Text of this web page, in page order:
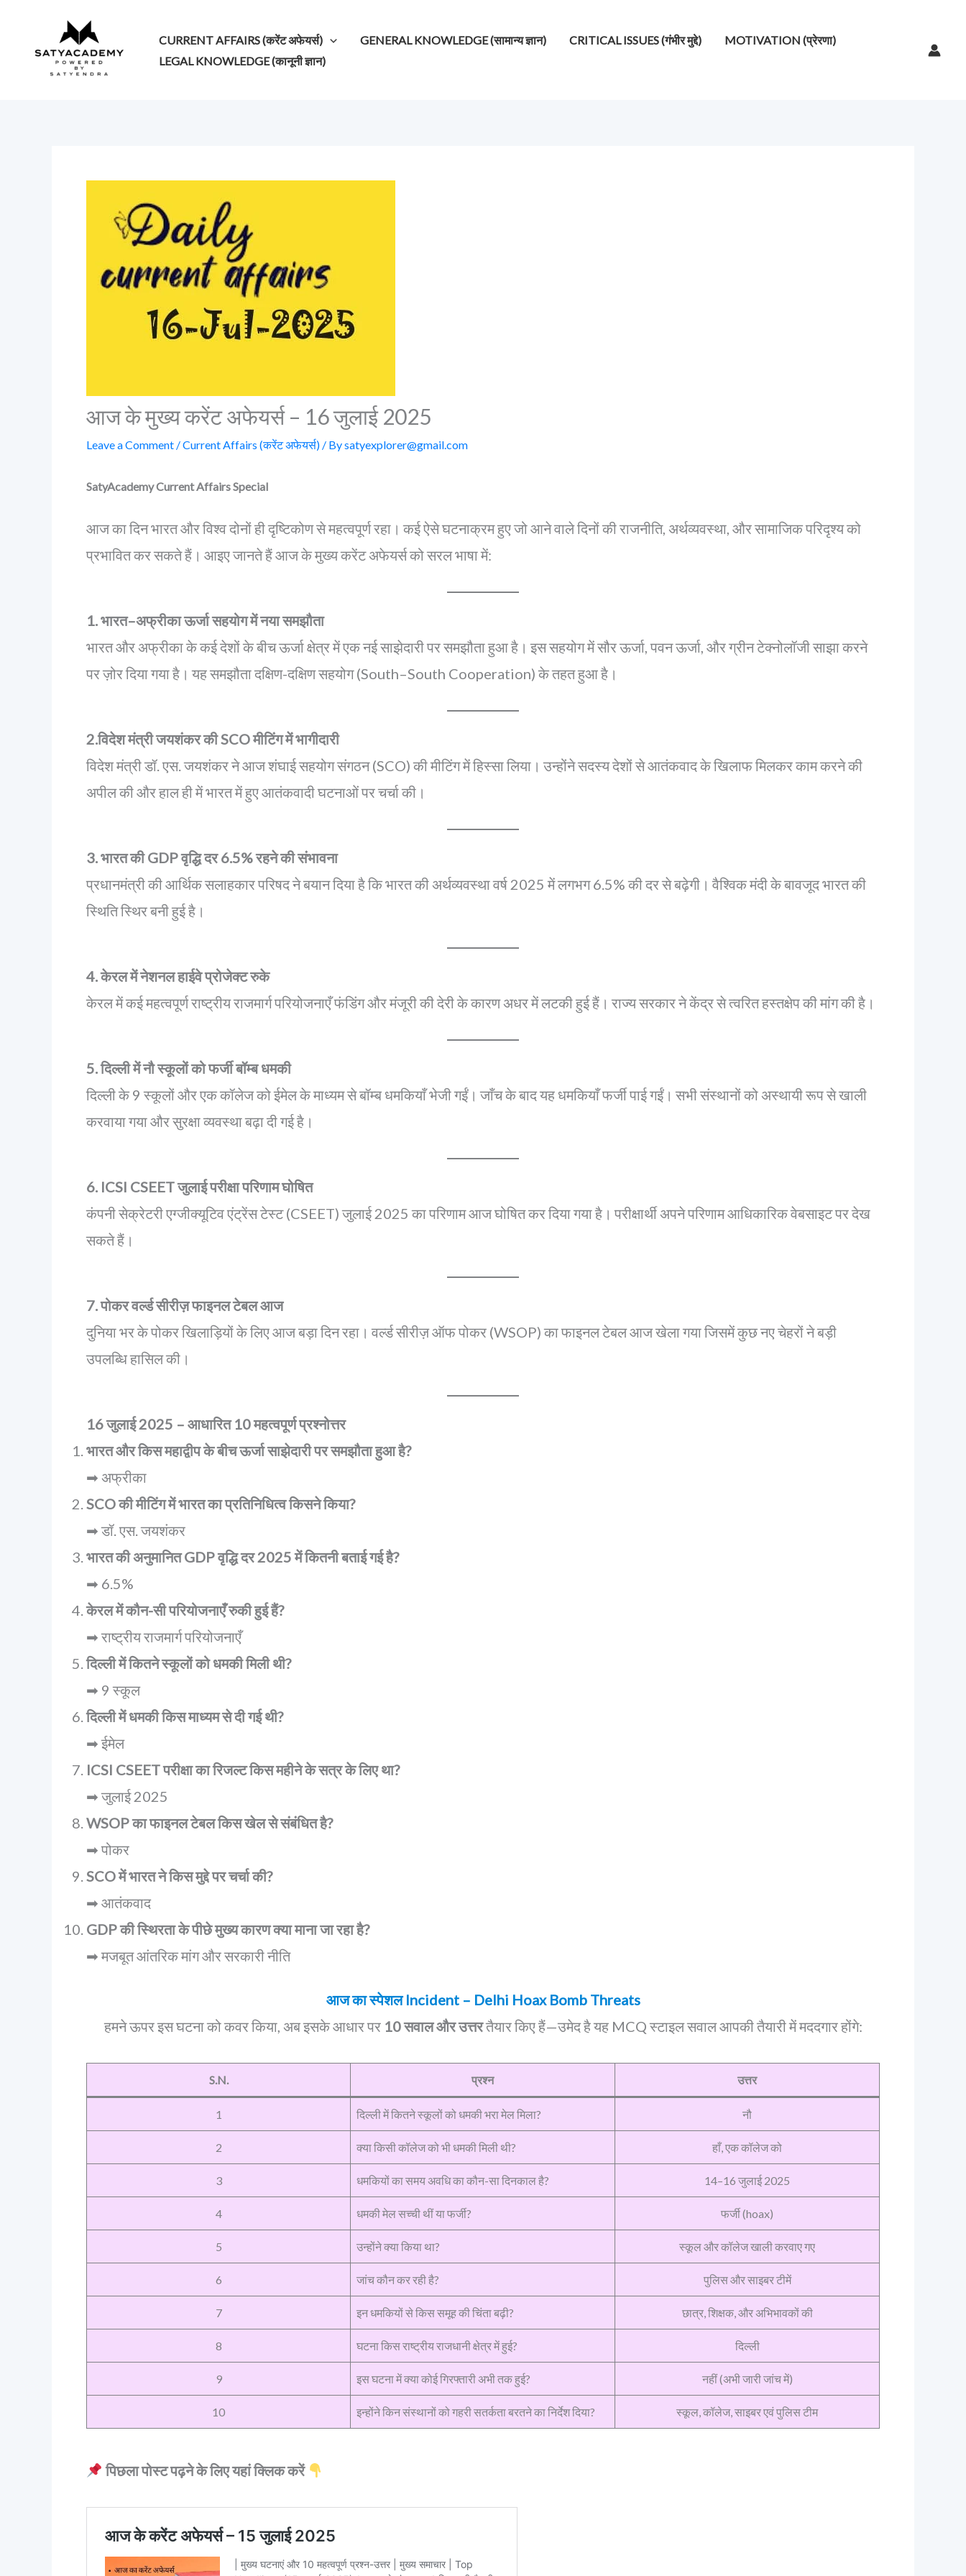
content
CURRENT AFFAIRS (करेंट अफेयर्स) GENERAL KNOWLEDGE (सामान्य ज्ञान) CRITICAL ISSUES (गंभीर मुद्दे)
MOTIVATION (प्रेरणा)
LEGAL KNOWLEDGE (कानूनी ज्ञान)
आज के मुख्य करेंट अफेयर्स – 16 जुलाई 2025
Leave a Comment /Current Affairs (करेंट अफेयर्स) / Bysatyexplorer@gmail.com
SatyAcademy Current Affairs Special
आज का दिन भारत और विश्व दोनों ही दृष्टिकोण से महत्वपूर्ण रहा। कई ऐसे घटनाक्रम हुए जो आने वाले दिनों की राजनीति, अर्थव्यवस्था, और सामाजिक परिदृश्य को
प्रभावित कर सकते हैं। आइए जानते हैं आज के मुख्य करेंट अफेयर्स को सरल भाषा में:
1. भारत–अफ्रीका ऊर्जा सहयोग में नया समझौता
भारत और अफ्रीका के कई देशों के बीच ऊर्जा क्षेत्र में एक नई साझेदारी पर समझौता हुआ है। इस सहयोग में सौर ऊर्जा, पवन ऊर्जा, और ग्रीन टेक्नोलॉजी साझा करने
पर ज़ोर दिया गया है। यह समझौता दक्षिण-दक्षिण सहयोग (South–South Cooperation) के तहत हुआ है।
2.विदेश मंत्री जयशंकर की SCO मीटिंग में भागीदारी
विदेश मंत्री डॉ. एस. जयशंकर ने आज शंघाई सहयोग संगठन (SCO) की मीटिंग में हिस्सा लिया। उन्होंने सदस्य देशों से आतंकवाद के खिलाफ मिलकर काम करने की
अपील की और हाल ही में भारत में हुए आतंकवादी घटनाओं पर चर्चा की।
3. भारत की GDP वृद्धि दर 6.5% रहने की संभावना
प्रधानमंत्री की आर्थिक सलाहकार परिषद ने बयान दिया है कि भारत की अर्थव्यवस्था वर्ष 2025 में लगभग 6.5% की दर से बढ़ेगी। वैश्विक मंदी के बावजूद भारत की
स्थिति स्थिर बनी हुई है।
4. केरल में नेशनल हाईवे प्रोजेक्ट रुके
केरल में कई महत्वपूर्ण राष्ट्रीय राजमार्ग परियोजनाएँ फंडिंग और मंजूरी की देरी के कारण अधर में लटकी हुई हैं। राज्य सरकार ने केंद्र से त्वरित हस्तक्षेप की मांग की है।
5. दिल्ली में नौ स्कूलों को फर्जी बॉम्ब धमकी
दिल्ली के 9 स्कूलों और एक कॉलेज को ईमेल के माध्यम से बॉम्ब धमकियाँ भेजी गईं। जाँच के बाद यह धमकियाँ फर्जी पाई गईं। सभी संस्थानों को अस्थायी रूप से खाली
करवाया गया और सुरक्षा व्यवस्था बढ़ा दी गई है।
6. ICSI CSEET जुलाई परीक्षा परिणाम घोषित
कंपनी सेक्रेटरी एग्जीक्यूटिव एंट्रेंस टेस्ट (CSEET) जुलाई 2025 का परिणाम आज घोषित कर दिया गया है। परीक्षार्थी अपने परिणाम आधिकारिक वेबसाइट पर देख
सकते हैं।
7. पोकर वर्ल्ड सीरीज़ फाइनल टेबल आज
दुनिया भर के पोकर खिलाड़ियों के लिए आज बड़ा दिन रहा। वर्ल्ड सीरीज़ ऑफ पोकर (WSOP) का फाइनल टेबल आज खेला गया जिसमें कुछ नए चेहरों ने बड़ी
उपलब्धि हासिल की।
16 जुलाई 2025 – आधारित 10 महत्वपूर्ण प्रश्नोत्तर
भारत और किस महाद्वीप के बीच ऊर्जा साझेदारी पर समझौता हुआ है?
➡ अफ्रीका
SCO की मीटिंग में भारत का प्रतिनिधित्व किसने किया?
➡ डॉ. एस. जयशंकर
भारत की अनुमानित GDP वृद्धि दर 2025 में कितनी बताई गई है?
➡ 6.5%
केरल में कौन-सी परियोजनाएँ रुकी हुई हैं?
➡ राष्ट्रीय राजमार्ग परियोजनाएँ
दिल्ली में कितने स्कूलों को धमकी मिली थी?
➡ 9 स्कूल
दिल्ली में धमकी किस माध्यम से दी गई थी?
➡ ईमेल
ICSI CSEET परीक्षा का रिजल्ट किस महीने के सत्र के लिए था?
➡ जुलाई 2025
WSOP का फाइनल टेबल किस खेल से संबंधित है?
➡ पोकर
SCO में भारत ने किस मुद्दे पर चर्चा की?
➡ आतंकवाद
GDP की स्थिरता के पीछे मुख्य कारण क्या माना जा रहा है?
➡ मजबूत आंतरिक मांग और सरकारी नीति
आज का स्पेशल Incident – Delhi Hoax Bomb Threats
हमने ऊपर इस घटना को कवर किया, अब इसके आधार पर 10 सवाल और उत्तरतैयार किए हैं—उमेद है यह MCQ स्टाइल सवाल आपकी तैयारी में मददगार होंगे:
S.N. प्रश्न उत्तर
1 दिल्ली में कितने स्कूलों को धमकी भरा मेल मिला? नौ
2 क्या किसी कॉलेज को भी धमकी मिली थी? हाँ, एक कॉलेज को
3 धमकियों का समय अवधि का कौन-सा दिनकाल है? 14–16 जुलाई 2025
4 धमकी मेल सच्ची थीं या फर्जी? फर्जी (hoax)
5 उन्होंने क्या किया था? स्कूल और कॉलेज खाली करवाए गए
6 जांच कौन कर रही है? पुलिस और साइबर टीमें
7 इन धमकियों से किस समूह की चिंता बढ़ी? छात्र, शिक्षक, और अभिभावकों की
8 घटना किस राष्ट्रीय राजधानी क्षेत्र में हुई? दिल्ली
9 इस घटना में क्या कोई गिरफ्तारी अभी तक हुई? नहीं (अभी जारी जांच में)
10 इन्होंने किन संस्थानों को गहरी सतर्कता बरतने का निर्देश दिया? स्कूल, कॉलेज, साइबर एवं पुलिस टीम
पिछला पोस्ट पढ़ने के लिए यहां क्लिक करें